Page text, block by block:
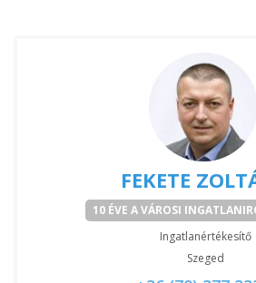
FEKETE
10 ÉVE A VÁROSI
Ingatlanértékesítő
Szeged